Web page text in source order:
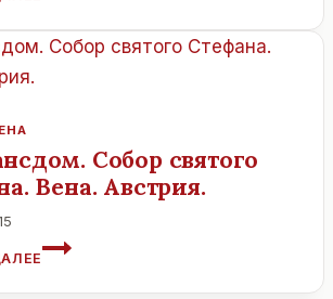
В
Собор святого
Вена. Австрия.
ШТЕФАНСДОМ.
СВЯТОГО